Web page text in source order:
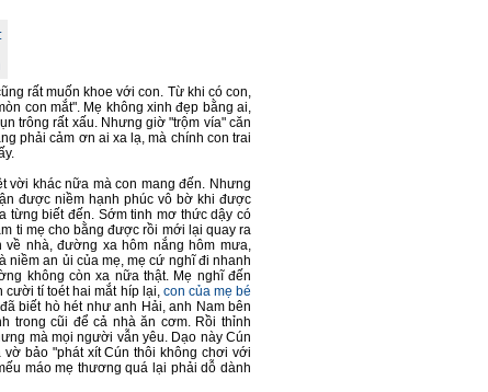
rất muốn khoe với con. Từ khi có con,
con mắt". Mẹ không xinh đẹp bằng ai,
trông rất xấu. Nhưng giờ "trộm vía" căn
phải cảm ơn ai xa lạ, mà chính con trai
vời khác nữa mà con mang đến. Nhưng
được niềm hạnh phúc vô bờ khi được
từng biết đến. Sớm tinh mơ thức dậy có
ti mẹ cho bằng được rồi mới lại quay ra
nhà, đường xa hôm nắng hôm mưa,
niềm an ủi của mẹ, mẹ cứ nghĩ đi nhanh
không còn xa nữa thật. Mẹ nghĩ đến
cười tí toét hai mắt híp lại, con của mẹ bé
biết hò hét như anh Hải, anh Nam bên
trong cũi để cả nhà ăn cơm. Rồi thỉnh
mà mọi người vẫn yêu. Dạo này Cún
bảo "phát xít Cún thôi không chơi với
máo mẹ thương quá lại phải dỗ dành